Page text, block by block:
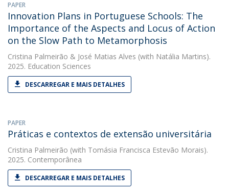
PAPER
Innovation Plans in Portuguese Schools: The
Importance of the Aspects and Locus of Action
on the Slow Path to Metamorphosis
Cristina Palmeirão & José Matias Alves (with Natália Martins).
2025. Education Sciences
DESCARREGAR E MAIS DETALHES
PAPER
Práticas e contextos de extensão universitária
Cristina Palmeirão (with Tomásia Francisca Estevão Morais).
2025. Contemporânea
DESCARREGAR E MAIS DETALHES